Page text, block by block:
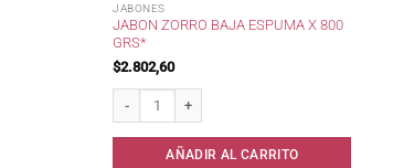
JABONES
JABON ZORRO BAJA ESPUMA X 800
GRS*
$2.802,60
Jabon Zorro Baja Espuma x 800 grs* cantidad
AÑADIR AL CARRITO